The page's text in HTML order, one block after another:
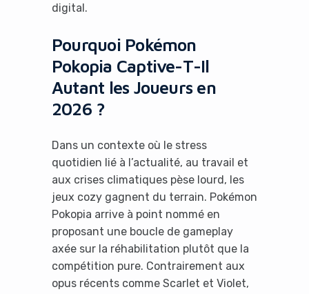
digital.
Pourquoi Pokémon
Pokopia Captive-T-Il
Autant les Joueurs en
2026 ?
Dans un contexte où le stress
quotidien lié à l’actualité, au travail et
aux crises climatiques pèse lourd, les
jeux cozy gagnent du terrain. Pokémon
Pokopia arrive à point nommé en
proposant une boucle de gameplay
axée sur la réhabilitation plutôt que la
compétition pure. Contrairement aux
opus récents comme Scarlet et Violet,